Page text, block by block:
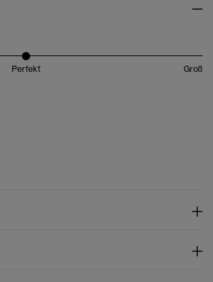
Perfekt Groß